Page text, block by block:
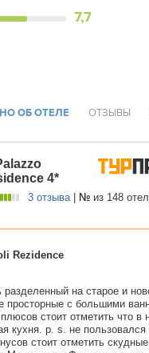
7,7
ОБ ОТЕЛЕ ОТЗЫВЫ